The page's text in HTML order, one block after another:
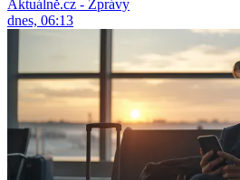
Aktuálně.cz - Zprávy
dnes, 06:13